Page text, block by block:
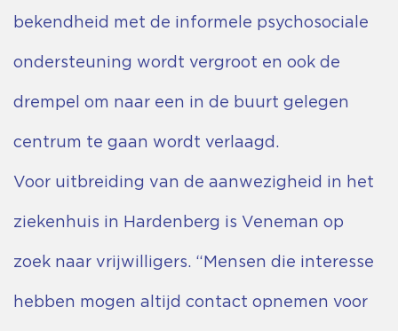
bekendheid met de informele psychosociale
ondersteuning wordt vergroot en ook de
drempel om naar een in de buurt gelegen
centrum te gaan wordt verlaagd.
Voor uitbreiding van de aanwezigheid in het
ziekenhuis in Hardenberg is Veneman op
zoek naar vrijwilligers. “Mensen die interesse
hebben mogen altijd contact opnemen voor